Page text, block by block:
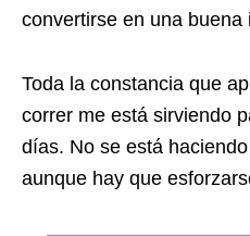
convertirse en una buena
Toda la constancia que
correr me está sirviendo
días. No se está
aunque hay que